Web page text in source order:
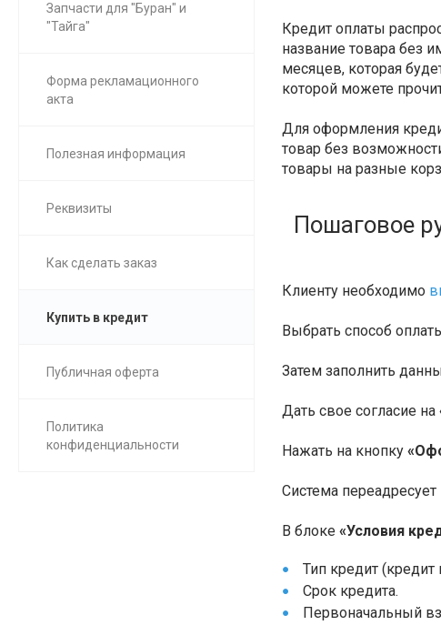
Запчасти для "Буран" и
"Тайга"
Форма рекламационного
акта
Полезная информация
Реквизиты
Как сделать заказ
Купить в кредит
Публичная оферта
Политика
конфиденциальности
Кредит оплаты
название товара без
месяцев, которая
которой можете
Для оформления
товар без
товары на разные
Пошаговое
Клиенту необходимо
Выбрать способ
Затем заполнить
Дать свое согласие на
Нажать на кнопку
Система переадресует
В блоке «Условия
Тип кредит (кредит
Срок кредита.
Первоначальный